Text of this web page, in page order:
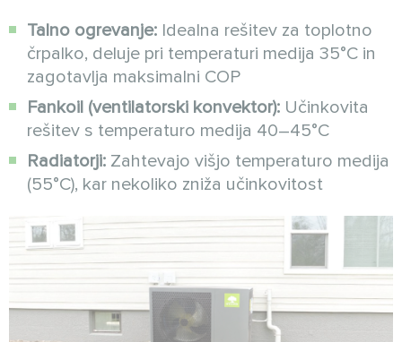
Talno ogrevanje: Idealna rešitev za toplotno
črpalko, deluje pri temperaturi medija 35°C in
zagotavlja maksimalni COP
Fankoil (ventilatorski konvektor): Učinkovita
rešitev s temperaturo medija 40–45°C
Radiatorji: Zahtevajo višjo temperaturo medija
(55°C), kar nekoliko zniža učinkovitost